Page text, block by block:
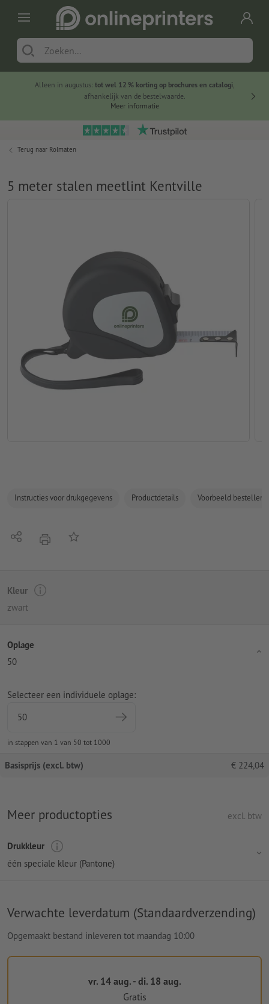
Alleen in augustus: tot wel 12 % korting op brochures en catalogi,
afhankelijk van de bestelwaarde.
Meer informatie
Terug naar Rolmaten
5 meter stalen meetlint Kentville
Instructies voor drukgegevens Productdetails Voorbeeld bestellen
Delen afdrukkenOp de lijst
Kleur
zwart
Oplage
50
Selecteer een individuele oplage:
in stappen van 1 van 50 tot 1000
Basisprijs (excl. btw) € 224,04
Meer productopties excl. btw
Drukkleur
één speciale kleur (Pantone)
Verwachte leverdatum (Standaardverzending)
Opgemaakt bestand inleveren tot maandag 10:00
vr. 14 aug. - di. 18 aug.
Gratis